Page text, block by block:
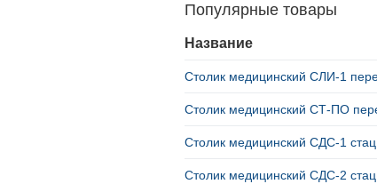
Популярные товары
Название
Столик медицинский СЛИ-1
Столик медицинский СТ-ПО
Столик медицинский СДС-1
Столик медицинский СДС-2